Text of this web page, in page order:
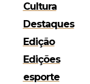
Cultura
Destaques
Edição
Edições
esporte